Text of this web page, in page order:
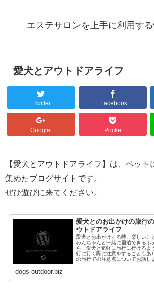
エステサロンを上手に利用す
愛犬とアウトドアライフ
Twitter Facebook
Google+ Pocket
【愛犬とアウトドアライフ】は、ペット
集めたブログサイトです。
ぜひ遊びに来てください。
愛犬とのお出かけの旅行
ウトドアライフ
愛犬とお出かけする時、楽しいこ
わんちゃんと一緒に宿泊できるホ
ら、愛犬と気軽に旅行に行けるよ
行に行く際に注意をすることもあ
の旅行での注意点についてお話し
dogs-outdoor.biz